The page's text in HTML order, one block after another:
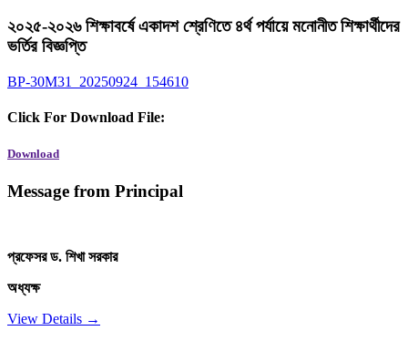
২০২৫-২০২৬ শিক্ষাবর্ষে একাদশ শ্রেণিতে ৪র্থ পর্যায়ে মনোনীত শিক্ষার্থীদের
ভর্তির বিজ্ঞপ্তি
BP-30M31_20250924_154610
Click For Download File:
Download
Message from Principal
প্রফেসর ড. শিখা সরকার
অধ্যক্ষ
View Details →